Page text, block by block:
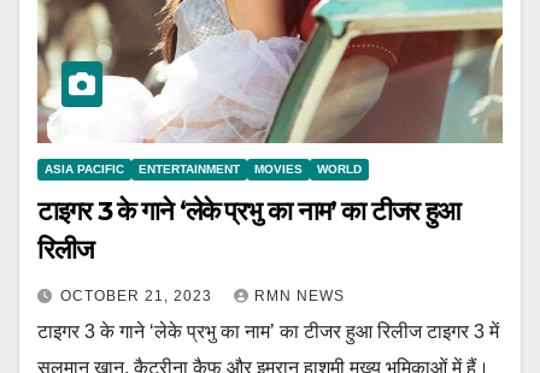
ASIA PACIFIC ENTERTAINMENT MOVIES WORLD
टाइगर 3 के गाने ‘लेके प्रभु का नाम’ का टीजर हुआ
रिलीज
OCTOBER 21, 2023 RMN NEWS
टाइगर 3 के गाने ‘लेके प्रभु का नाम’ का टीजर हुआ रिलीज टाइगर 3 में
सलमान खान, कैटरीना कैफ और इमरान हाशमी मुख्य भूमिकाओं में हैं।